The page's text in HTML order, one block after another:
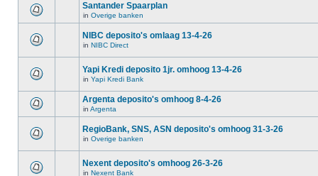
Santander Spaarplan
in Overige banken
NIBC deposito's omlaag 13-4-26
in NIBC Direct
Yapi Kredi deposito 1jr. omhoog 13-4-26
in Yapi Kredi Bank
Argenta deposito's omhoog 8-4-26
in Argenta
RegioBank, SNS, ASN deposito's omhoog 31-3-26
in Overige banken
Nexent deposito's omhoog 26-3-26
in Nexent Bank